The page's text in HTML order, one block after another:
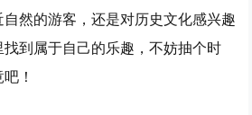
然的游客，还是对历史文化感兴趣
到属于自己的乐趣，不妨抽个时
！